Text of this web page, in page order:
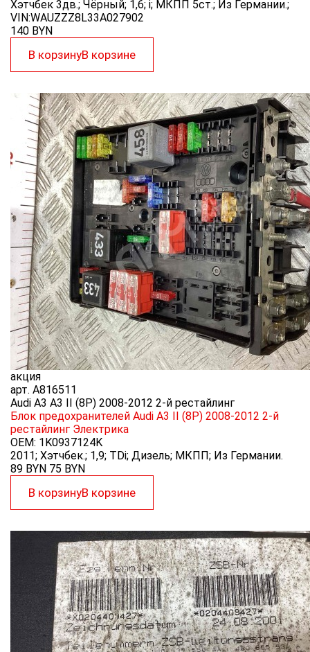
Хэтчбек 3дв.; Чёрный; 1,6; i; МКПП 5ст.; Из Германии.;
VIN:WAUZZZ8L33A027902
140 BYN
В корзинуВ корзине
акция
арт. A816511
Audi A3 A3 II (8P) 2008-2012 2-й рестайлинг
Блок предохранителей Audi A3 II (8P) 2008-2012 2-й
рестайлинг Электрика
OEM: 1K0937124K
2011; Хэтчбек.; 1,9; TDi; Дизель; МКПП; Из Германии.
89 BYN 75 BYN
В корзинуВ корзине